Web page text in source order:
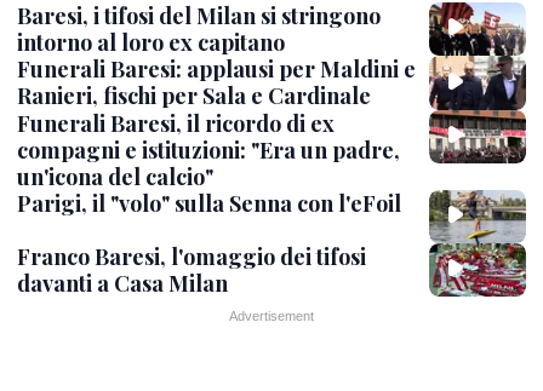
Baresi, i tifosi del Milan si stringono
intorno al loro ex capitano
Funerali Baresi: applausi per Maldini e
Ranieri, fischi per Sala e Cardinale
Funerali Baresi, il ricordo di ex
compagni e istituzioni: "Era un padre,
un'icona del calcio"
Parigi, il "volo" sulla Senna con l'eFoil
Franco Baresi, l'omaggio dei tifosi
davanti a Casa Milan